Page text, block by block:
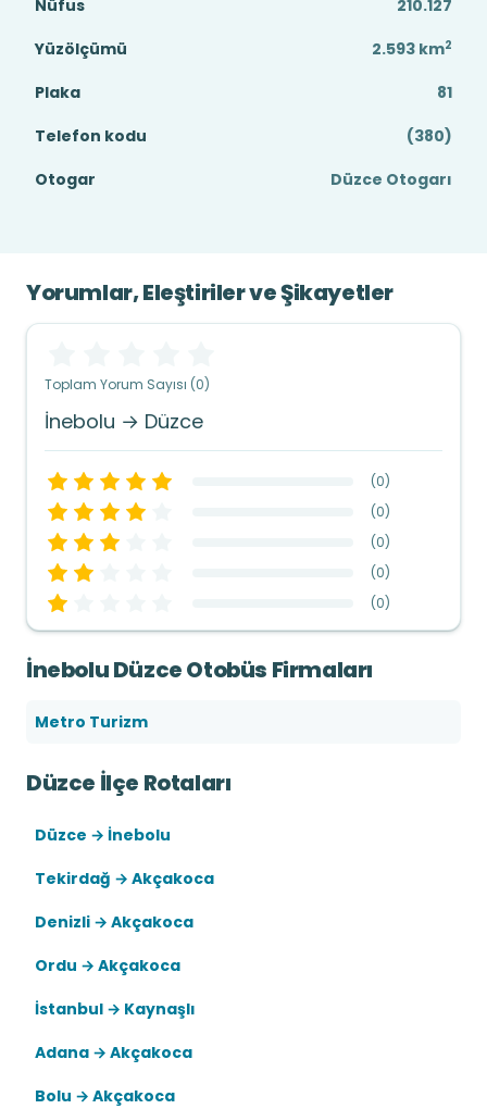
Nüfus
210.127
Yüzölçümü
2.593 km2
Plaka
81
Telefon kodu
(380)
Otogar
Düzce Otogarı
Yorumlar, Eleştiriler ve Şikayetler
Toplam Yorum Sayısı (0)
İnebolu → Düzce
(0)
(0)
(0)
(0)
(0)
İnebolu Düzce Otobüs Firmaları
Metro Turizm
Düzce İlçe Rotaları
Düzce → İnebolu
Tekirdağ → Akçakoca
Denizli → Akçakoca
Ordu → Akçakoca
İstanbul → Kaynaşlı
Adana → Akçakoca
Bolu → Akçakoca